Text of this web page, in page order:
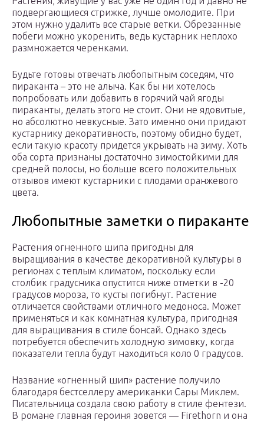
подвергающиеся стрижке, лучше омолодите. При
этом нужно удалить все старые ветки. Обрезанные
побеги можно укоренить, ведь кустарник неплохо
размножается черенками.
Будьте готовы отвечать любопытным соседям, что
пираканта – это не алыча. Как бы ни хотелось
попробовать или добавить в горячий чай ягоды
пираканты, делать этого не стоит. Они не ядовитые,
но абсолютно невкусные. Зато именно они придают
кустарнику декоративность, поэтому обидно будет,
если такую красоту придется укрывать на зиму. Хоть
оба сорта признаны достаточно зимостойкими для
средней полосы, но больше всего положительных
отзывов имеют кустарники с плодами оранжевого
цвета.
Любопытные заметки о пираканте
Растения огненного шипа пригодны для
выращивания в качестве декоративной культуры в
регионах с теплым климатом, поскольку если
столбик градусника опустится ниже отметки в -20
градусов мороза, то кусты погибнут. Растение
отличается свойствами отличного медоноса. Может
применяться и как комнатная культура, пригодная
для выращивания в стиле бонсай. Однако здесь
потребуется обеспечить холодную зимовку, когда
показатели тепла будут находиться коло 0 градусов.
Название «огненный шип» растение получило
благодаря бестселлеру американки Сары Миклем.
Писательница создала свою работу в стиле фентези.
В романе главная героиня зовется — Firethorn и она